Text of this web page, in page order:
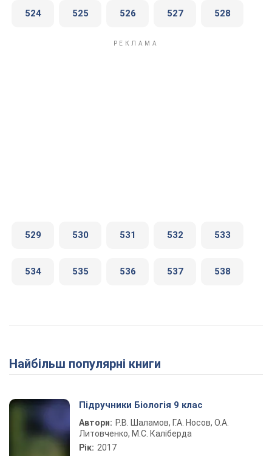
524 525 526 527 528
529 530 531 532 533
534 535 536 537 538
Найбільш популярні книги
Підручники Біологія 9 клас
Автори: Р.В. Шаламов, Г.А. Носов, О.А.
Литовченко, М.С. Каліберда
Рік: 2017